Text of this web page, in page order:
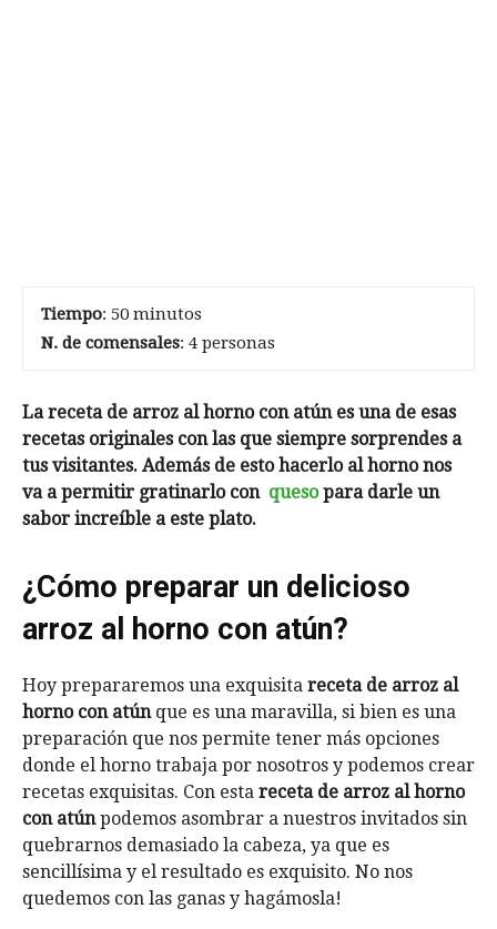
Tiempo: 50 minutos
N. de comensales: 4 personas
La receta de arroz al horno con atún es una de esas
recetas originales con las que siempre sorprendes a
tus visitantes. Además de esto hacerlo al horno nos
va a permitir gratinarlo con quesopara darle un
sabor increíble a este plato.
¿Cómo preparar un delicioso
arroz al horno con atún?
Hoy prepararemos una exquisita receta de arroz al
horno con atúnque es una maravilla, si bien es una
preparación que nos permite tener más opciones
donde el horno trabaja por nosotros y podemos crear
recetas exquisitas. Con esta receta de arroz al horno
con atúnpodemos asombrar a nuestros invitados sin
quebrarnos demasiado la cabeza, ya que es
sencillísima y el resultado es exquisito. No nos
quedemos con las ganas y hagámosla!